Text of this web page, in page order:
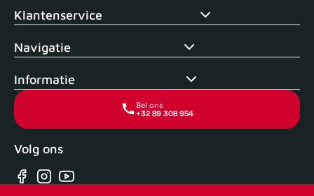
Klantenservice
Navigatie
Informatie
Bel ons
+32 89 308 954
Volg ons
Facebook
Instagram
YouTube